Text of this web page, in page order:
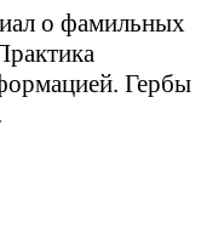
о фамильных
Гербы